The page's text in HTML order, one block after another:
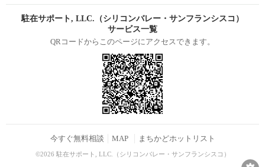
駐在サポート, LLC.（シリコンバレー・サンフランシスコ）
サービス一覧
QRコードからこのページにアクセスできます。
今すぐ無料相談 MAP まちかどホットリスト
©2026 駐在サポート, LLC.（シリコンバレー・サンフランシスコ）